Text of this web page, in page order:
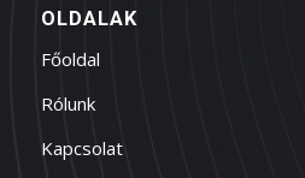
OLDALAK
Főoldal
Rólunk
Kapcsolat